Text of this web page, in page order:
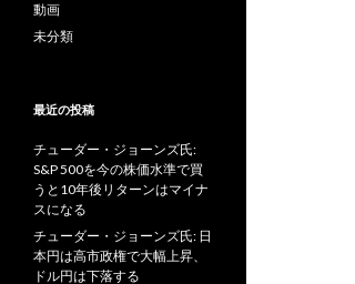
動画
未分類
最近の投稿
チューダー・ジョーンズ氏:
S&P 500を今の株価水準で買
うと10年後リターンはマイナ
スになる
チューダー・ジョーンズ氏: 日
本円は高市政権で大幅上昇、
ドル円は下落する